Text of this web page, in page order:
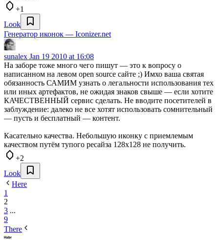
+1
Look
Генератор иконок — Iconizer.net
sunalex Jan 19 2010 at 16:08
На заборе тоже много чего пишут — это к вопросу о
написанном на левом open source сайте ;) Имхо ваша святая
обязанность САМИМ узнать о легальности использования тех
или иных артефактов, не ожидая знаков свыше — если хотите
КАЧЕСТВЕННЫЙ сервис сделать. Не вводите посетителей в
заблуждение: далеко не все хотят использовать сомнительный
— пусть и бесплатный — контент.
Касательно качества. Небольшую иконку с приемлемым
качеством путём тупого ресайза 128х128 не получить.
+2
Look
Here
1
2
3 ...
9
There